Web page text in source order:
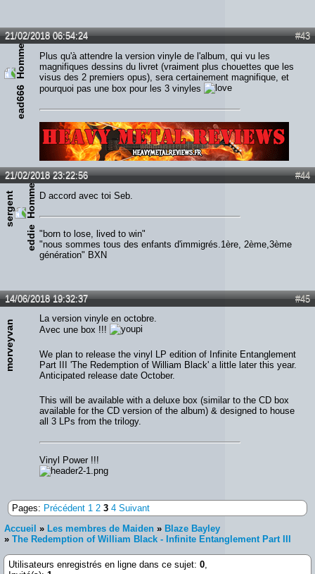
#43
21/02/2018 06:54:24
ead666
Plus qu'à attendre la version vinyle de l'album, qui vu les
magnifiques dessins du livret (vraiment plus chouettes que les
visus des 2 premiers opus), sera certainement magnifique, et
pourquoi pas une box pour les 3 vinyles
Lien :http://heavymetalreviews.fr/
#44
21/02/2018 23:22:56
s
e
r
g
e
n
t
e
d
d
i
e
D accord avec toi Seb.
"born to lose, lived to win"
"nous sommes tous des enfants d'immigrés.1ère, 2ème,3ème
génération" BXN
#45
14/06/2018 19:32:37
morveyvan
La version vinyle en octobre.
Avec une box !!!
We plan to release the vinyl LP edition of Infinite Entanglement
Part III 'The Redemption of William Black' a little later this year.
Anticipated release date October.
This will be available with a deluxe box (similar to the CD box
available for the CD version of the album) & designed to house
all 3 LPs from the trilogy.
Vinyl Power !!!
Pages: Précédent 1 2 3 4 Suivant
Accueil » Les membres de Maiden » Blaze Bayley
» The Redemption of William Black - Infinite Entanglement Part III
Utilisateurs enregistrés en ligne dans ce sujet: 0